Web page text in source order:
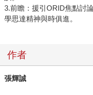
3.前瞻：援引ORID焦點討
學思達精神與時俱進。
作者
張輝誠